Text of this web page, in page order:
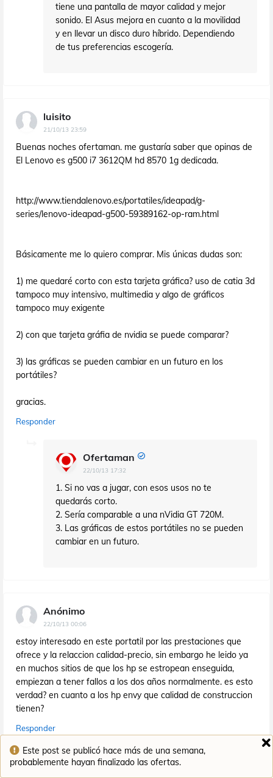
Este post se publicó hace más de una semana,
probablemente hayan finalizado las ofertas.
tiene una pantalla de mayor calidad y mejor
sonido. El Asus mejora en cuanto a la movilidad
y en llevar un disco duro híbrido. Dependiendo
de tus preferencias escogería.
luisito
21/10/13 23:59
Buenas noches ofertaman. me gustaría saber que opinas de
El Lenovo es g500 i7 3612QM hd 8570 1g dedicada.
http://www.tiendalenovo.es/portatiles/ideapad/g-
series/lenovo-ideapad-g500-59389162-op-ram.html
Básicamente me lo quiero comprar. Mis únicas dudas son:
1) me quedaré corto con esta tarjeta gráfica? uso de catia 3d
tampoco muy intensivo, multimedia y algo de gráficos
tampoco muy exigente
2) con que tarjeta gráfia de nvidia se puede comparar?
3) las gráficas se pueden cambiar en un futuro en los
portátiles?
gracias.
Responder
Ofertaman
22/10/13 17:32
1. Si no vas a jugar, con esos usos no te
quedarás corto.
2. Sería comparable a una nVidia GT 720M.
3. Las gráficas de estos portátiles no se pueden
cambiar en un futuro.
Anónimo
22/10/13 00:06
estoy interesado en este portatil por las prestaciones que
ofrece y la relaccion calidad-precio, sin embargo he leido ya
en muchos sitios de que los hp se estropean enseguida,
empiezan a tener fallos a los dos años normalmente. es esto
verdad? en cuanto a los hp envy que calidad de construccion
tienen?
Responder
Ofertaman